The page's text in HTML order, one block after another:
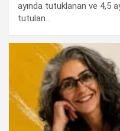
ayında tutuklanan ve 4,5
tutulan…